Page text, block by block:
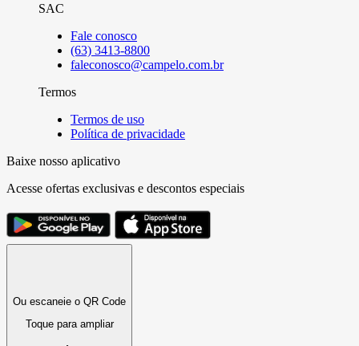
SAC
Fale conosco
(63) 3413-8800
faleconosco@campelo.com.br
Termos
Termos de uso
Política de privacidade
Baixe nosso aplicativo
Acesse ofertas exclusivas e descontos especiais
Ou escaneie o QR Code
Toque para ampliar